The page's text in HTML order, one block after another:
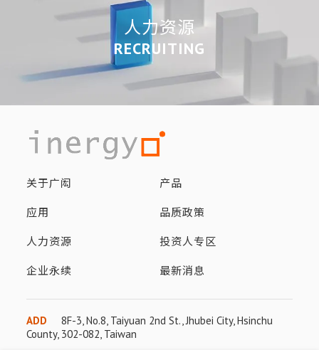
人力资源
RECRUITING
关于广闳 产品
应用 品质政策
人力资源 投资人专区
企业永续 最新消息
ADD
8F-3, No.8, Taiyuan 2nd St., Jhubei City, Hsinchu
County, 302-082, Taiwan